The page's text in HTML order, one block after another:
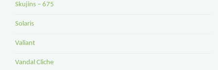
Skujins – 675
Solaris
Valiant
Vandal Cliche